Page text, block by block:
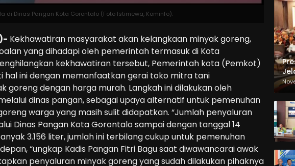
di Dinas Pangan Kota Gorontalo (Foto Istimewa, Kominfo).
Kekhawatiran masyarakat akan kelangkaan minyak goreng,
yang dihadapi oleh pemerintah termasuk di Kota
kekhawatiran tersebut, Pemerintah kota (Pemkot)
hal ini dengan memanfaatkan gerai toko mitra tani
goreng dengan harga murah. Langkah ini dilakukan oleh
dinas pangan, sebagai upaya alternatif untuk pemenuhan
warga yang masih sulit didapatkan. “Jumlah penyaluran
Dinas Pangan Kota Gorontalo sampai dengan tanggal 14
3.156 liter, jumlah ini terbilang cukup untuk pemenuhan
“ungkap Kadis Pangan Fitri Bagu saat diwawancarai awak
penyaluran minyak goreng yang sudah dilakukan pihaknya